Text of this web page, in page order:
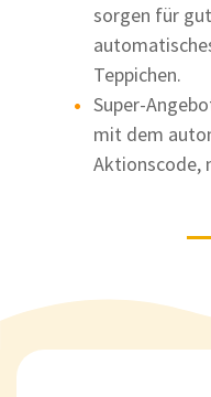
sorgen für
Teppichen.
Super-
mit dem
Aktionscode,